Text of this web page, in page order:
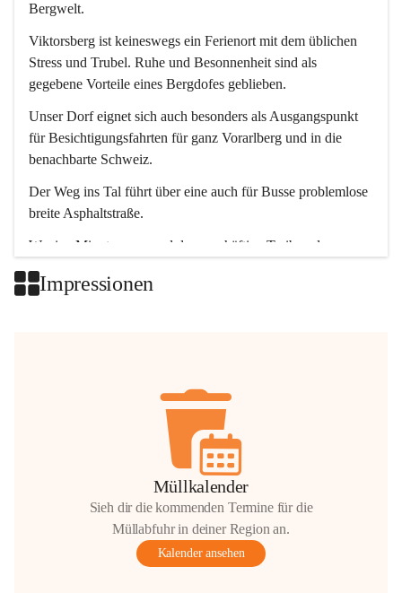
Bergwelt.
Viktorsberg ist keineswegs ein Ferienort mit dem üblichen
Stress und Trubel. Ruhe und Besonnenheit sind als
gegebene Vorteile eines Bergdofes geblieben.
Unser Dorf eignet sich auch besonders als Ausgangspunkt
für Besichtigungsfahrten für ganz Vorarlberg und in die
benachbarte Schweiz.
Der Weg ins Tal führt über eine auch für Busse problemlose
breite Asphaltstraße.
Wenige Minuten nur, und das geschäftige Treiben der
Impressionen
Müllkalender
Sieh dir die kommenden Termine für die
Müllabfuhr in deiner Region an.
Kalender ansehen